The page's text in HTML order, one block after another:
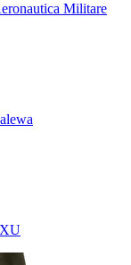
Militare